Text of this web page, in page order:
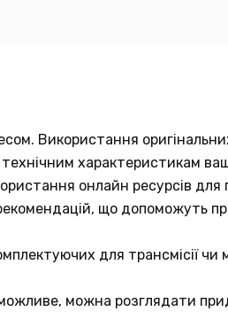
Використання
технічним характеристикам
онлайн ресурсів для
що допоможуть
для трансмісії чи
можна розглядати